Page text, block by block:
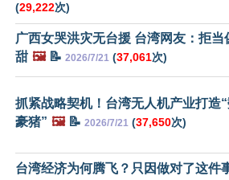
(29,222次)
广西女哭洪灾无台援 台湾网友：拒当
甜 🖼️📝 2026/7/21 (37,061次)
抓紧战略契机！台湾无人机产业打造
豪猪” 🖼️📝 2026/7/21 (37,650次)
台湾经济为何腾飞？只因做对了这件